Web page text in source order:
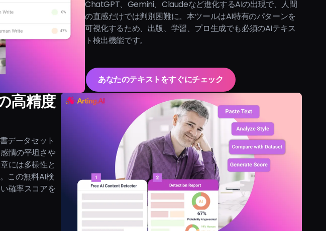
ChatGPT、Gemini、Claudeなど進化するAIの出現で、人間
の直感だけでは判別困難に。本ツールはAI特有のパターンを
可視化するため、出版、学習、プロ生成でも必須のAIテキス
ト検出機能です。
あなたのテキストをすぐにチェック
高精度
データセット
情の平坦さや
には多様性と
この無料AI検
確率スコアを